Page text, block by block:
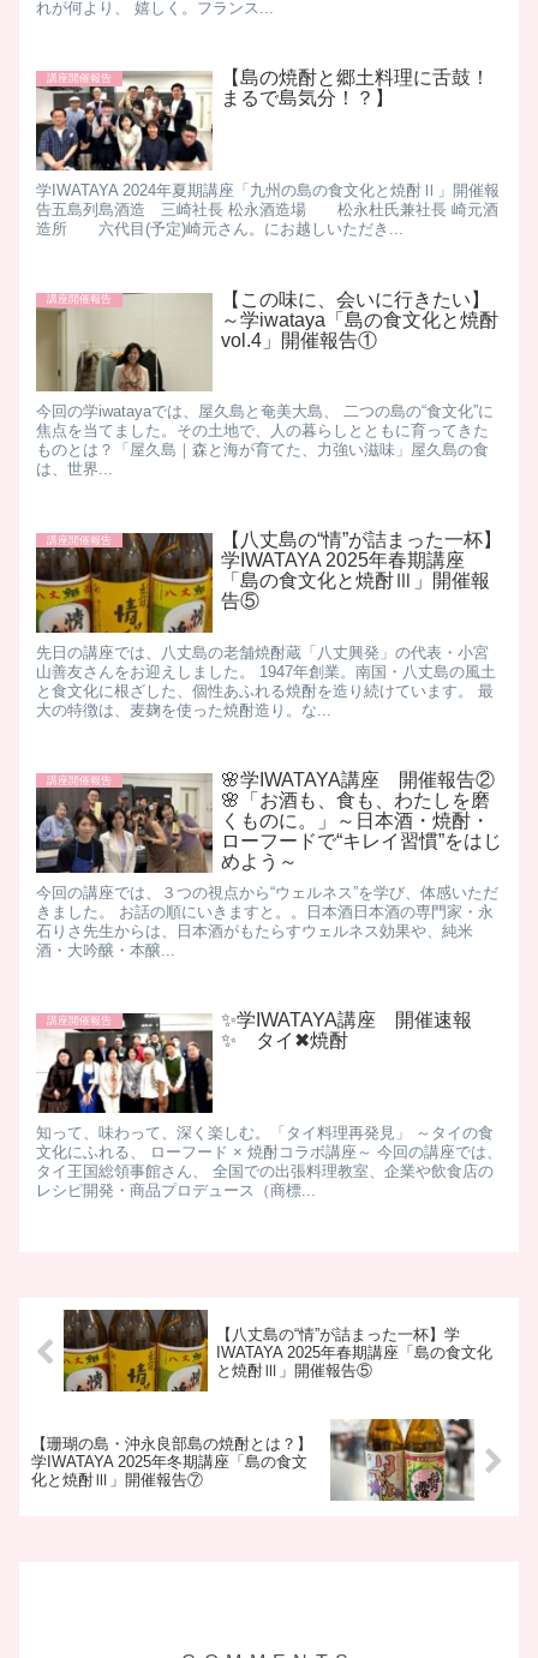
れが何より、 嬉しく。フランス...
講座開催報告
【島の焼酎と郷土料理に舌鼓！
まるで島気分！？】
​ 学IWATAYA 2024年夏期講座「九州の島の食文化と焼酎Ⅱ」開催報
告 ​ 五島列島酒造 三崎社長 松永酒造場 松永杜氏兼社長 崎元酒
造所 六代目(予定)崎元さん。 ​ にお越しいただき...
講座開催報告
【この味に、会いに行きたい】
～学iwataya「島の食文化と焼酎
vol.4」開催報告①
今回の学iwatayaでは、屋久島と奄美大島、 二つの島の“食文化”に
焦点を当てました。 ​その土地で、人の暮らしとともに育ってきた
ものとは？ ​「屋久島｜森と海が育てた、力強い滋味」 ​屋久島の食
は、世界...
講座開催報告
【八丈島の“情”が詰まった一杯】
学IWATAYA 2025年春期講座
「島の食文化と焼酎Ⅲ」開催報
告⑤
先日の講座では、八丈島の老舗焼酎蔵「八丈興発」の代表・小宮
山善友さんをお迎えしました。 1947年創業。南国・八丈島の風土
と食文化に根ざした、個性あふれる焼酎を造り続けています。 最
大の特徴は、麦麹を使った焼酎造り。な...
講座開催報告
🌸学IWATAYA講座 開催報告②
🌸「お酒も、食も、わたしを磨
くものに。」～日本酒・焼酎・
ローフードで“キレイ習慣”をはじ
めよう～
今回の講座では、３つの視点から“ウェルネス”を学び、体感いただ
きました。 お話の順にいきますと。。 ​ 日本酒 ​ 日本酒の専門家・永
石りさ先生からは、日本酒がもたらすウェルネス効果や、純米
酒・大吟醸・本醸...
講座開催報告
✨学IWATAYA講座 開催速報
✨ タイ✖焼酎
知って、味わって、深く楽しむ。「タイ料理再発見」 ～タイの食
文化にふれる、 ローフード × 焼酎コラボ講座～ 今回の講座では、
タイ王国総領事館さん、 全国での出張料理教室、企業や飲食店の
レシピ開発・商品プロデュース（商標...
【八丈島の“情”が詰まった一杯】学
IWATAYA 2025年春期講座「島の食文化
と焼酎Ⅲ」開催報告⑤
【珊瑚の島・沖永良部島の焼酎とは？】
学IWATAYA 2025年冬期講座「島の食文
化と焼酎Ⅲ」開催報告⑦